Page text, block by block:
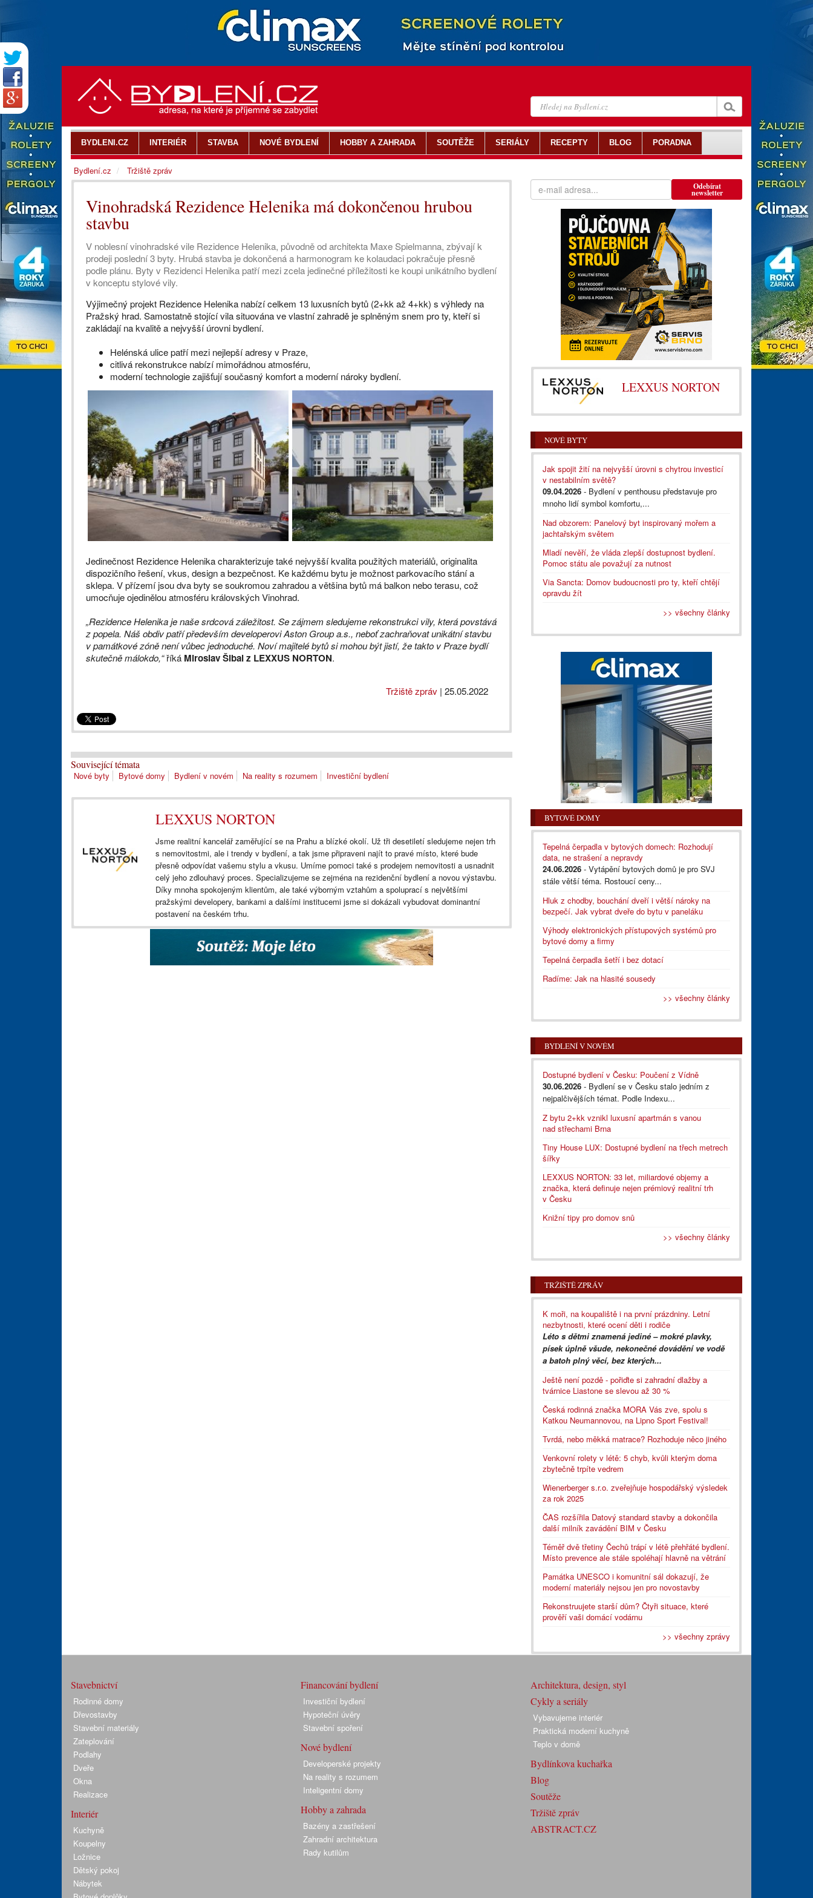
Vinohradská Rezidence Helenika má dokončenou hrubou
stavbu
V noblesní vinohradské vile Rezidence Helenika, původně od architekta Maxe Spielmanna, zbývají k
prodeji poslední 3 byty. Hrubá stavba je dokončená a harmonogram ke kolaudaci pokračuje přesně
podle plánu. Byty v Rezidenci Helenika patří mezi zcela jedinečné příležitosti ke koupi unikátního bydlení
v konceptu stylové vily.
Výjimečný projekt Rezidence Helenika nabízí celkem 13 luxusních bytů (2+kk až 4+kk) s výhledy na
Pražský hrad. Samostatně stojící vila situována ve vlastní zahradě je splněným snem pro ty, kteří si
zakládají na kvalitě a nejvyšší úrovni bydlení.
Helénská ulice patří mezi nejlepší adresy v Praze,
citlivá rekonstrukce nabízí mimořádnou atmosféru,
moderní technologie zajišťují současný komfort a moderní nároky bydlení.
Jedinečnost Rezidence Helenika charakterizuje také nejvyšší kvalita použitých materiálů, originalita
dispozičního řešení, vkus, design a bezpečnost. Ke každému bytu je možnost parkovacího stání a
sklepa. V přízemí jsou dva byty se soukromou zahradou a většina bytů má balkon nebo terasu, což
umocňuje ojedinělou atmosféru královských Vinohrad.
„Rezidence Helenika je naše srdcová záležitost. Se zájmem sledujeme rekonstrukci vily, která povstává
z popela. Náš obdiv patří především developerovi Aston Group a.s., neboť zachraňovat unikátní stavbu
v památkové zóně není vůbec jednoduché. Noví majitelé bytů si mohou být jistí, že takto v Praze bydlí
skutečně málokdo,“říká Miroslav Šibal z LEXXUS NORTON.
Tržiště zpráv | 25.05.2022
Související témata
Nové byty Bytové domy Bydlení v novém Na reality s rozumem Investiční bydlení
LEXXUS NORTON
Jsme realitní kancelář zaměřující se na Prahu a blízké okolí. Už tři desetiletí sledujeme nejen trh
s nemovitostmi, ale i trendy v bydlení, a tak jsme připraveni najít to pravé místo, které bude
přesně odpovídat vašemu stylu a vkusu. Umíme pomoci také s prodejem nemovitosti a usnadnit
celý jeho zdlouhavý proces. Specializujeme se zejména na rezidenční bydlení a novou výstavbu.
Díky mnoha spokojeným klientům, ale také výborným vztahům a spoluprací s největšími
pražskými developery, bankami a dalšími institucemi jsme si dokázali vybudovat dominantní
postavení na českém trhu.
Odebírat
newsletter
LEXXUS NORTON
NOVÉ BYTY
Jak spojit žití na nejvyšší úrovni s chytrou investicí
v nestabilním světě?
09.04.2026 - Bydlení v penthousu představuje pro
mnoho lidí symbol komfortu,...
Nad obzorem: Panelový byt inspirovaný mořem a
jachtařským světem
Mladí nevěří, že vláda zlepší dostupnost bydlení.
Pomoc státu ale považují za nutnost
Via Sancta: Domov budoucnosti pro ty, kteří chtějí
opravdu žít
>> všechny články
BYTOVÉ DOMY
Tepelná čerpadla v bytových domech: Rozhodují
data, ne strašení a nepravdy
24.06.2026 - Vytápění bytových domů je pro SVJ
stále větší téma. Rostoucí ceny...
Hluk z chodby, bouchání dveří i větší nároky na
bezpečí. Jak vybrat dveře do bytu v paneláku
Výhody elektronických přístupových systémů pro
bytové domy a firmy
Tepelná čerpadla šetří i bez dotací
Radíme: Jak na hlasité sousedy
>> všechny články
BYDLENÍ V NOVÉM
Dostupné bydlení v Česku: Poučení z Vídně
30.06.2026 - Bydlení se v Česku stalo jedním z
nejpalčivějších témat. Podle Indexu...
Z bytu 2+kk vznikl luxusní apartmán s vanou
nad střechami Brna
Tiny House LUX: Dostupné bydlení na třech metrech
šířky
LEXXUS NORTON: 33 let, miliardové objemy a
značka, která definuje nejen prémiový realitní trh
v Česku
Knižní tipy pro domov snů
>> všechny články
TRŽIŠTĚ ZPRÁV
K moři, na koupaliště i na první prázdniny. Letní
nezbytnosti, které ocení děti i rodiče
Léto s dětmi znamená jediné – mokré plavky,
písek úplně všude, nekonečné dovádění ve vodě
a batoh plný věcí, bez kterých...
Ještě není pozdě - pořiďte si zahradní dlažby a
tvárnice Liastone se slevou až 30 %
Česká rodinná značka MORA Vás zve, spolu s
Katkou Neumannovou, na Lipno Sport Festival!
Tvrdá, nebo měkká matrace? Rozhoduje něco jiného
Venkovní rolety v létě: 5 chyb, kvůli kterým doma
zbytečně trpíte vedrem
Wienerberger s.r.o. zveřejňuje hospodářský výsledek
za rok 2025
ČAS rozšířila Datový standard stavby a dokončila
další milník zavádění BIM v Česku
Téměř dvě třetiny Čechů trápí v létě přehřáté bydlení.
Místo prevence ale stále spoléhají hlavně na větrání
Památka UNESCO i komunitní sál dokazují, že
moderní materiály nejsou jen pro novostavby
Rekonstruujete starší dům? Čtyři situace, které
prověří vaši domácí vodárnu
>> všechny zprávy
BYDLENI.CZ INTERIÉR STAVBA NOVÉ BYDLENÍ HOBBY A ZAHRADA SOUTĚŽE SERIÁLY RECEPTY BLOG PORADNA
Bydlení.cz Tržiště zpráv
Stavebnictví
Rodinné domy
Dřevostavby
Stavební materiály
Zateplování
Podlahy
Dveře
Okna
Realizace
Interiér
Kuchyně
Koupelny
Ložnice
Dětský pokoj
Nábytek
Financování bydlení
Investiční bydlení
Hypoteční úvěry
Stavební spoření
Nové bydlení
Developerské projekty
Na reality s rozumem
Inteligentní domy
Hobby a zahrada
Bazény a zastřešení
Zahradní architektura
Rady kutilům
Architektura, design, styl
Cykly a seriály
Vybavujeme interiér
Praktická moderní kuchyně
Teplo v domě
Bydlínkova kuchařka
Blog
Soutěže
Tržiště zpráv
ABSTRACT.CZ